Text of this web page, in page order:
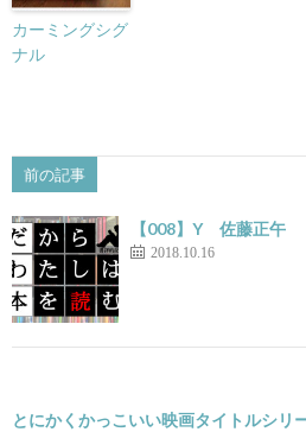
カーミングシグ
ナル
前の記事
【008】Y 佐藤正午
2018.10.16
とにかくかっこいい映画タイトルシリ